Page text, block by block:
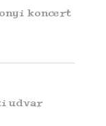
koncert
udvar